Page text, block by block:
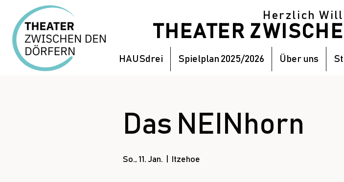
Herzlich
THEATER
HAUSdrei Spielplan 2025/2026 Über uns
Das NEINhorn
So., 11. Jan. Itzehoe